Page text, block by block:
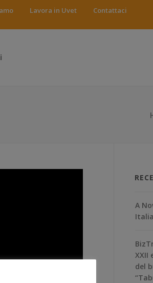
Lavora in Uvet Contattaci
A
XXII
del